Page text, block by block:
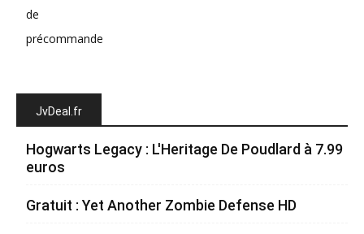
JvDeal.fr
Hogwarts Legacy : L'Heritage De Poudlard à 7.99
euros
Gratuit : Yet Another Zombie Defense HD